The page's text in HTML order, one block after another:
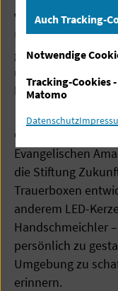
Viele Menschen
Umgebung
gekommen ist.
unerfüllt – die
letzten Stunden
Gemeinsam mit
Evangelischen
die Stiftung
Trauerboxen
anderem LED-
Handschmeichler
persönlich zu
Umgebung zu
erinnern.
Auch Tracking-
Notwendige
Tracking-Cookies
Matomo
Datenschutz